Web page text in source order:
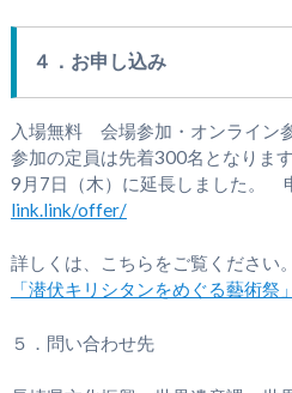
４．お申し込み
入場無料 会場参加・オンライン
参加の定員は先着300名となりま
9月7日（木）に延長しました。
link.link/offer/
詳しくは、こちらをご覧ください。
「潜伏キリシタンをめぐる藝術祭
５．問い合わせ先